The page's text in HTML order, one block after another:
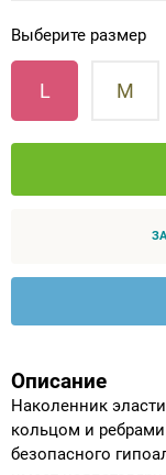
Выберите размер
L M
Описание
Наколенник
кольцом и ребрами
безопасного
Аппараты на
Санитарные
инвалидов
ОПОРЫ,
Индивидуальное